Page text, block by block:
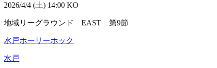
2026/4/4 (土) 14:00 KO
地域リーグラウンド EAST 第9節
水戸ホーリーホック
水戸